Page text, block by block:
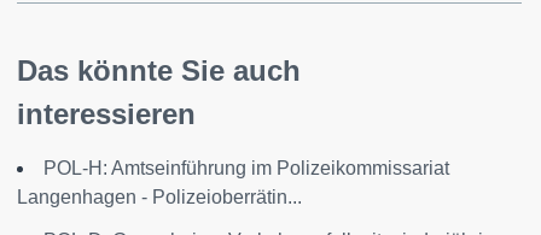
Das könnte Sie auch
interessieren
POL-H: Amtseinführung im Polizeikommissariat
Langenhagen - Polizeioberrätin...